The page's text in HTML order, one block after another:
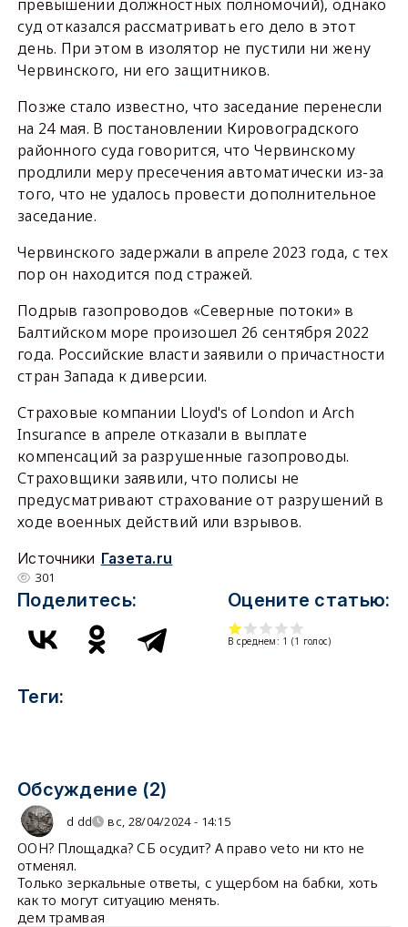
превышении должностных полномочий), однако
суд отказался рассматривать его дело в этот
день. При этом в изолятор не пустили ни жену
Червинского, ни его защитников.
Позже стало известно, что заседание перенесли
на 24 мая. В постановлении Кировоградского
районного суда говорится, что Червинскому
продлили меру пресечения автоматически из-за
того, что не удалось провести дополнительное
заседание.
Червинского задержали в апреле 2023 года, с тех
пор он находится под стражей.
Подрыв газопроводов «Северные потоки» в
Балтийском море произошел 26 сентября 2022
года. Российские власти заявили о причастности
стран Запада к диверсии.
Страховые компании Lloyd's of London и Arch
Insurance в апреле отказали в выплате
компенсаций за разрушенные газопроводы.
Страховщики заявили, что полисы не
предусматривают страхование от разрушений в
ходе военных действий или взрывов.
Источники Газета.ru
301
Поделитесь: Оцените статью:
В среднем: 1 (1 голос)
Теги:
Обсуждение (2)
d dd вс, 28/04/2024 - 14:15
ООН? Площадка? СБ осудит? А право veto ни кто не
отменял.
Только зеркальные ответы, с ущербом на бабки, хоть
как то могут ситуацию менять.
дем трамвая